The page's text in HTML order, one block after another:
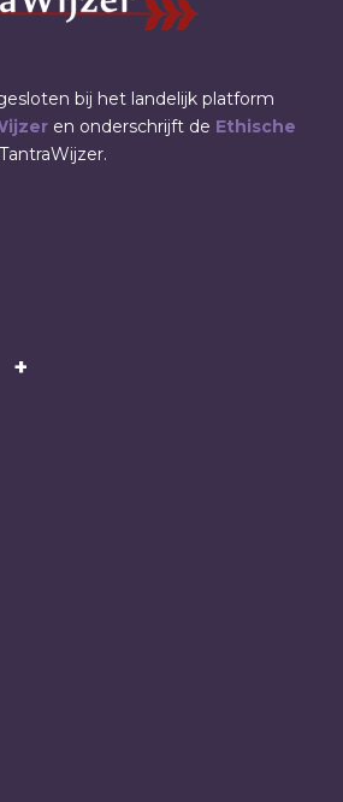
bij het landelijk platform
en onderschrijft de Ethische